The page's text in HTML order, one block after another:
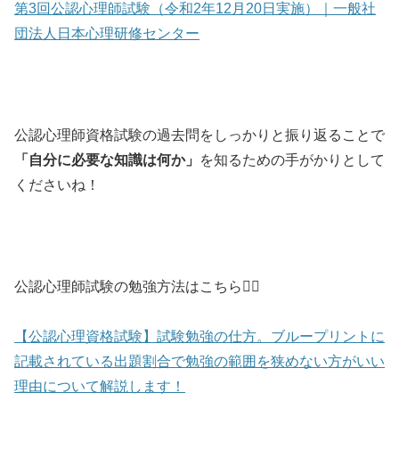
第3回公認心理師試験（令和2年12月20日実施）｜一般社
団法人日本心理研修センター
公認心理師資格試験の過去問をしっかりと振り返ることで
「自分に必要な知識は何か」
を知るための手がかりとして
くださいね！
公認心理師試験の勉強方法はこちら💁‍♀️
【公認心理資格試験】試験勉強の仕方。ブループリントに
記載されている出題割合で勉強の範囲を狭めない方がいい
理由について解説します！